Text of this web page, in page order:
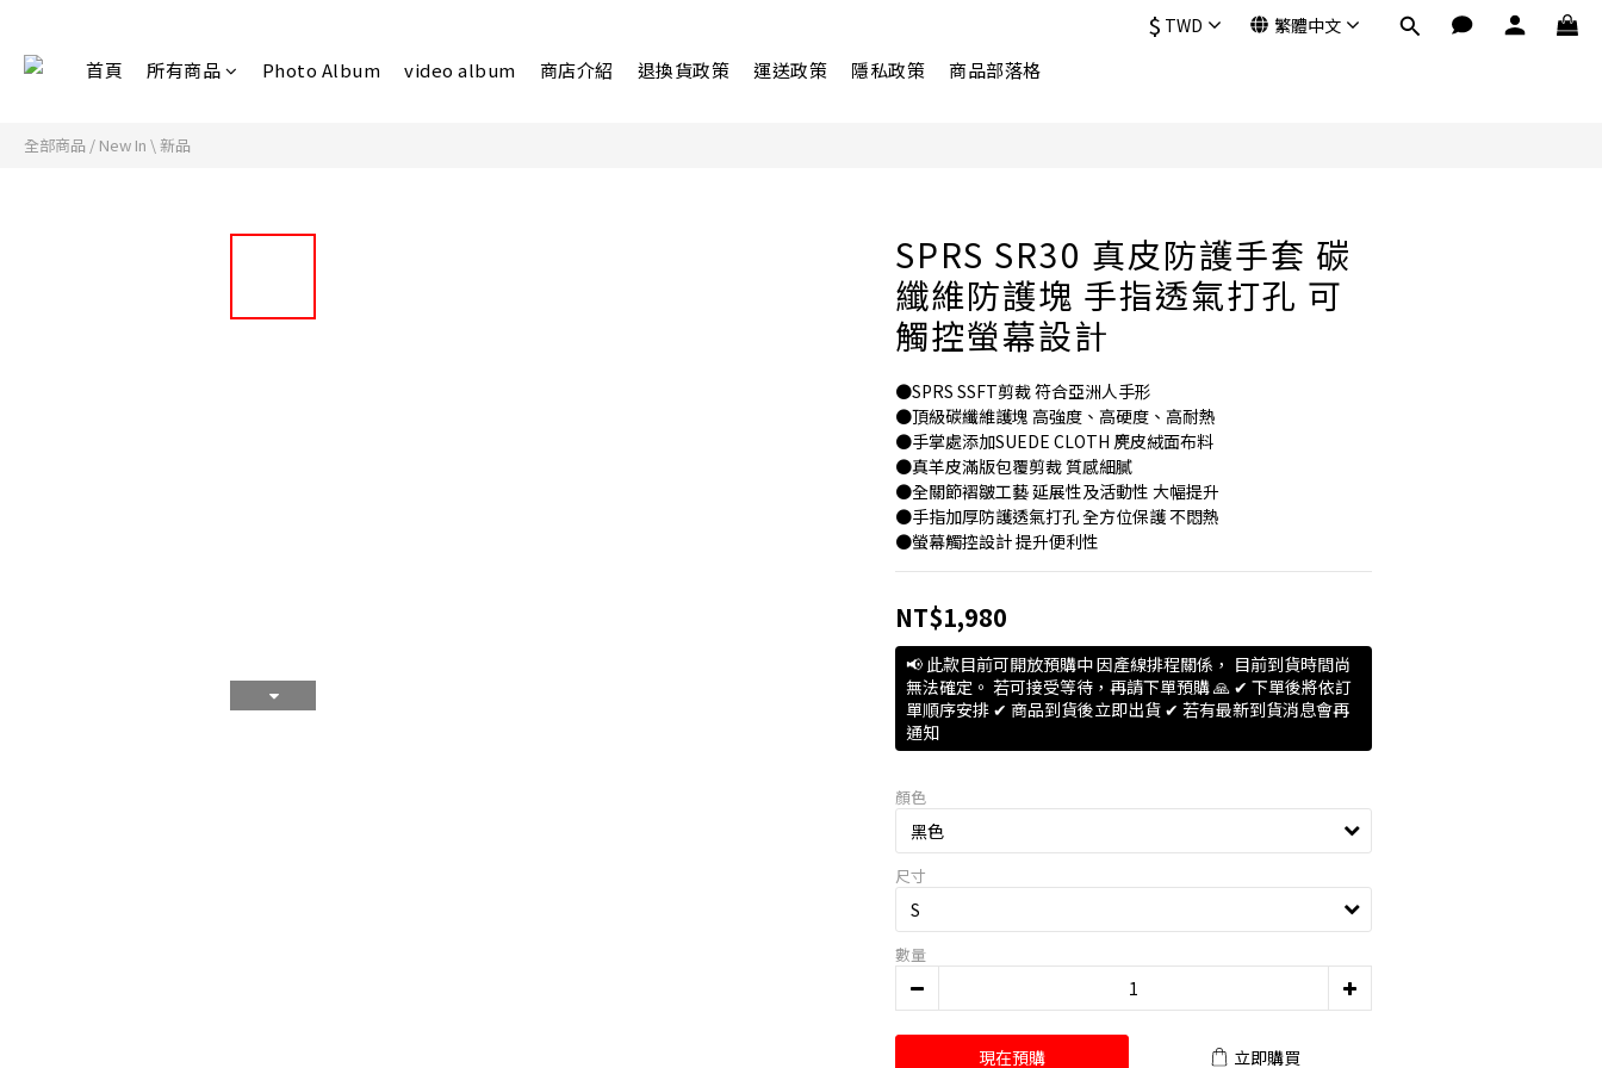
$ TWD 繁體中文
首頁 所有商品 Photo Album video album 商店介紹 退換貨政策 運送政策 隱私政策 商品部落格
全部商品 / New In \ 新品
SPRS SR30 真皮防護手套 碳
纖維防護塊 手指透氣打孔 可
觸控螢幕設計
●SPRS SSFT剪裁 符合亞洲人手形
●頂級碳纖維護塊 高強度、高硬度、高耐熱
●手掌處添加SUEDE CLOTH 麂皮絨面布料
●真羊皮滿版包覆剪裁 質感細膩
●全關節褶皺工藝 延展性及活動性 大幅提升
●手指加厚防護透氣打孔 全方位保護 不悶熱
●螢幕觸控設計 提升便利性
NT$1,980
📢 此款目前可開放預購中 因產線排程關係， 目前到貨時間尚
無法確定。 若可接受等待，再請下單預購 🙏 ✔ 下單後將依訂
單順序安排 ✔ 商品到貨後立即出貨 ✔ 若有最新到貨消息會再
通知
顏色
尺寸
數量
現在預購 立即購買
立即購買